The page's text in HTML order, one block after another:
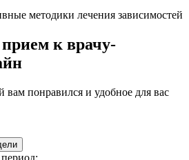
методики лечения зависимостей
к врачу-
вам понравился и удобное для вас